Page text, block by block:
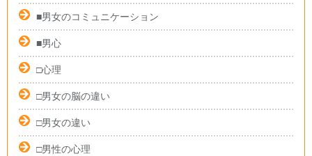
■男女のコミュニケーション
■男心
□心理
□男女の脳の違い
□男女の違い
□男性の心理